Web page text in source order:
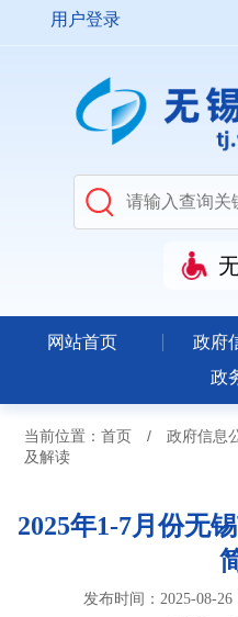
用户登录
网站首页 政府
政
当前位置： 首页 / 政府信息
及解读
2025年1-7月份无
发布时间：2025-08-